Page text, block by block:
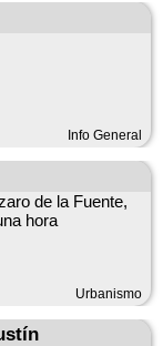
lleno de
podrá
haciendo crecer
el primer
Info General
de la Fuente,
hora
Urbanismo